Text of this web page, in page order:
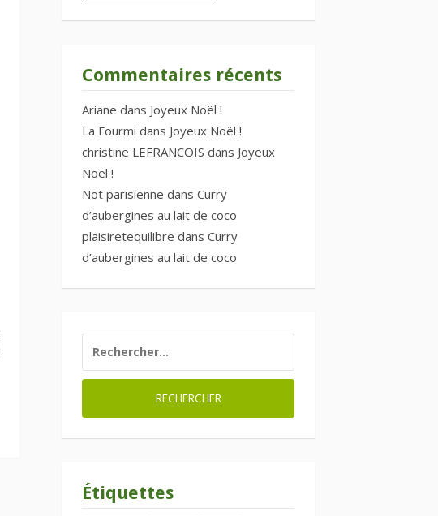
Commentaires récents
Ariane dans Joyeux Noël !
La Fourmi dans Joyeux Noël !
christine LEFRANCOIS dans Joyeux
Noël !
Not parisienne dans Curry
d’aubergines au lait de coco
plaisiretequilibre dans Curry
d’aubergines au lait de coco
Étiquettes